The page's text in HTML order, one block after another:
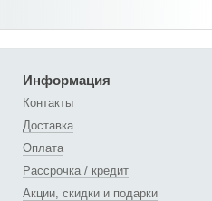
Информация
Контакты
Доставка
Оплата
Рассрочка / кредит
Акции, скидки и подарки